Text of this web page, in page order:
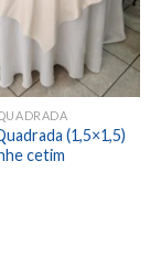
(1,5×1,5)
cetim